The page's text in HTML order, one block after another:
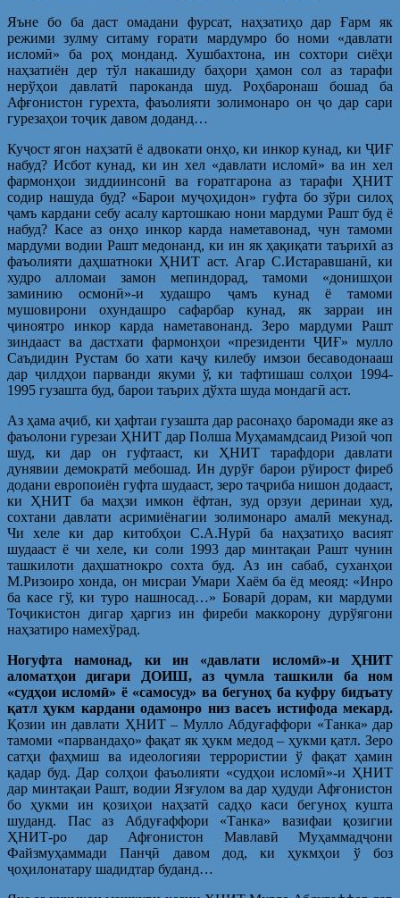
Яъне бо ба даст омадани фурсат, наҳзатиҳо дар Ғарм як
режими зулму ситаму ғорати мардумро бо номи «давлати
исломӣ» ба роҳ монданд. Хушбахтона, ин сохтори сиёҳи
наҳзатиён дер тўл накашиду баҳори ҳамон сол аз тарафи
нерўҳои давлатӣ пароканда шуд. Роҳбаронаш бошад ба
Афғонистон гурехта, фаъолияти золимонаро он ҷо дар сари
гурезаҳои тоҷик давом доданд…
Куҷост ягон наҳзатӣ ё адвокати онҳо, ки инкор кунад, ки ҶИҒ
набуд? Исбот кунад, ки ин хел «давлати исломӣ» ва ин хел
фармонҳои зиддиинсонӣ ва ғоратгарона аз тарафи ҲНИТ
содир нашуда буд? «Барои муҷоҳидон» гуфта бо зўри силоҳ
ҷамъ кардани себу асалу картошкаю нони мардуми Рашт буд ё
набуд? Касе аз онҳо инкор карда наметавонад, чун тамоми
мардуми водии Рашт медонанд, ки ин як ҳақиқати таърихӣ аз
фаъолияти даҳшатноки ҲНИТ аст. Агар С.Истаравшанӣ, ки
худро алломаи замон мепиндорад, тамоми «донишҳои
заминию осмонӣ»-и худашро ҷамъ кунад ё тамоми
мушовирони охундашро сафарбар кунад, як зарраи ин
ҷиноятро инкор карда наметавонанд. Зеро мардуми Рашт
зиндааст ва дастхати фармонҳои «президенти ҶИҒ» мулло
Саъдидин Рустам бо хати каҷу килебу имзои бесаводонааш
дар ҷилдҳои парванди якуми ў, ки тафтишаш солҳои 1994-
1995 гузашта буд, барои таърих дўхта шуда мондагӣ аст.
Аз ҳама аҷиб, ки ҳафтаи гузашта дар расонаҳо баромади яке аз
фаъолони гурезаи ҲНИТ дар Полша Муҳамамдсаид Ризоӣ чоп
шуд, ки дар он гуфтааст, ки ҲНИТ тарафдори давлати
дунявии демократӣ мебошад. Ин дурўғ барои рўирост фиреб
додани европоиён гуфта шудааст, зеро таҷриба нишон додааст,
ки ҲНИТ ба маҳзи имкон ёфтан, зуд орзуи деринаи худ,
сохтани давлати асримиёнагии золимонаро амалӣ мекунад.
Чи хеле ки дар китобҳои С.А.Нурӣ ба наҳзатиҳо васият
шудааст ё чи хеле, ки соли 1993 дар минтақаи Рашт чунин
ташкилоти даҳшатнокро сохта буд. Аз ин сабаб, суханҳои
М.Ризоиро хонда, он мисраи Умари Хаём ба ёд меояд: «Инро
ба касе гў, ки туро нашносад…» Боварӣ дорам, ки мардуми
Тоҷикистон дигар ҳаргиз ин фиреби маккорону дурўягони
наҳзатиро намехўрад.
Ногуфта намонад, ки ин «давлати исломӣ»-и ҲНИТ
аломатҳои дигари ДОИШ, аз ҷумла ташкили ба ном
«судҳои исломӣ» ё «самосуд» ва бегуноҳ ба куфру бидъату
қатл ҳукм кардани одамонро низ васеъ истифода мекард.
Қозии ин давлати ҲНИТ – Мулло Абдуғаффори «Танка» дар
тамоми «парвандаҳо» фақат як ҳукм медод – ҳукми қатл. Зеро
сатҳи фаҳмиш ва идеологияи террористии ў фақат ҳамин
қадар буд. Дар солҳои фаъолияти «судҳои исломӣ»-и ҲНИТ
дар минтақаи Рашт, водии Язғулом ва дар ҳудуди Афғонистон
бо ҳукми ин қозиҳои наҳзатӣ садҳо каси бегуноҳ кушта
шуданд. Пас аз Абдуғаффори «Танка» вазифаи қозигии
ҲНИТ-ро дар Афғонистон Мавлавӣ Муҳаммадҷони
Файзмуҳаммади Панҷӣ давом дод, ки ҳукмҳои ў боз
ҷоҳилонатару шадидтар буданд…